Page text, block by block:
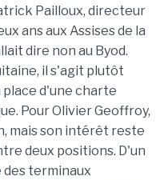
Pailloux, directeur
ans aux Assises de la
dire non au Byod.
il s'agit plutôt
place d'une charte
Pour Olivier Geoffroy,
mais son intérêt reste
deux positions. D'un
terminaux